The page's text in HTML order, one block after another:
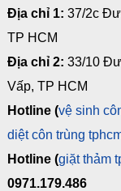
Địa chỉ 1: 37/2c
TP HCM
Địa chỉ 2: 33/10
Vấp, TP HCM
Hotline (vệ sinh
diệt côn trùng
Hotline (giặt thảm
0971.179.486